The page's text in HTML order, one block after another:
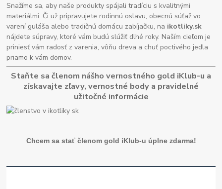
Snažíme sa, aby naše produkty spájali tradíciu s kvalitnými
materiálmi. Či už pripravujete rodinnú oslavu, obecnú súťaž vo
varení guláša alebo tradičnú domácu zabíjačku, na ikotliky.sk
nájdete súpravy, ktoré vám budú slúžiť dlhé roky. Naším cieľom je
priniesť vám radosť z varenia, vôňu dreva a chuť poctivého jedla
priamo k vám domov.
Staňte sa členom nášho vernostného gold iKlub-u a
získavajte zľavy, vernostné body a pravidelné
užitočné informácie
Chcem sa stať členom gold iKlub-u úplne zdarma!